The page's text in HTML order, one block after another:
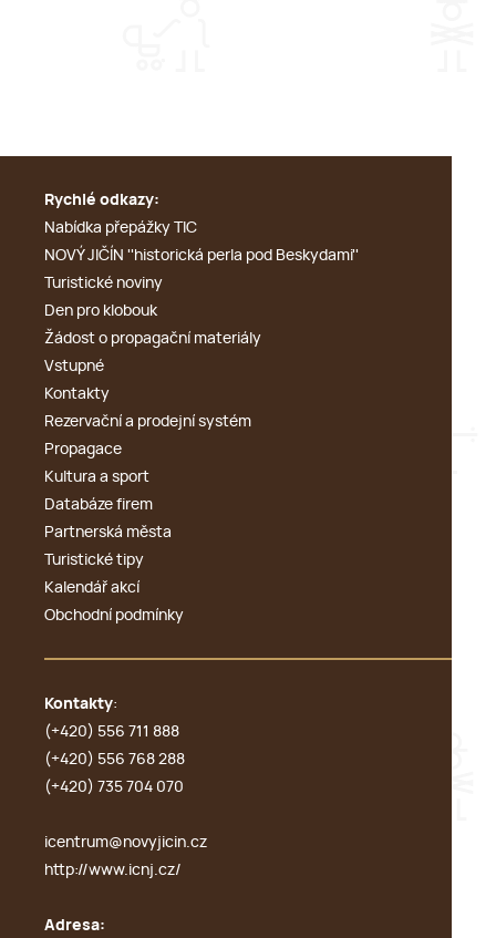
Rychlé odkazy:
Nabídka přepážky TIC
NOVÝ JIČÍN ''historická perla pod Beskydami''
Turistické noviny
Den pro klobouk
Žádost o propagační materiály
Vstupné
Kontakty
Rezervační a prodejní systém
Propagace
Kultura a sport
Databáze firem
Partnerská města
Turistické tipy
Kalendář akcí
Obchodní podmínky
Kontakty:
(+420) 556 711 888
(+420) 556 768 288
(+420) 735 704 070
icentrum@novyjicin.cz
http://www.icnj.cz/
Adresa: